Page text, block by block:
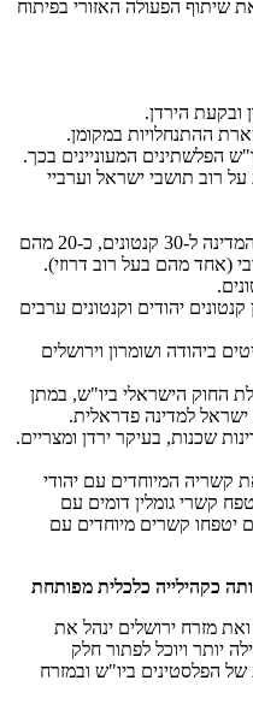
שיתוף הפעולה האזורי בפיתוח
ובקעת הירדן.
ההתנחלויות במקומן.
הפלשתינים המעוניינים בכך.
רוב תושבי ישראל וערביי
● כינון דרג ממשל אזורי פדרלי וחלוקת המדינה ל-30 קנטונים, כ-20 מהם
יהודים וקנטונים ערבים
ביהודה ושומרון וירושלים
החוק הישראלי ביו"ש, במתן
ישראל למדינה פדראלית.
שכנות, בעיקר ירדן ומצריים.
קשריה המיוחדים עם יהודי
קשרי גומלין דומים עם
יטפחו קשרים מיוחדים עם
כקהילייה כלכלית מפותחת
מזרח ירושלים ינהל את
יותר ויוכל לפתור חלק
הפלסטינים ביו"ש ובמזרח